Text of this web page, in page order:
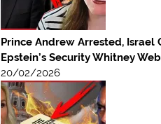
Prince Andrew Arrested, Israel
Epstein’s Security Whitney
20/02/2026